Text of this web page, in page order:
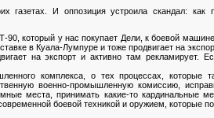
газетах. И оппозиция устроила скандал: как
который у нас покупает Дели, к боевой
в Куала-Лумпуре и тоже продвигает на
на экспорт и активно там рекламирует.
комплекса, о тех процессах,
военно-промышленную комиссию,
места, принимать какие-то кардинальные
боевой техникой и оружием, которые